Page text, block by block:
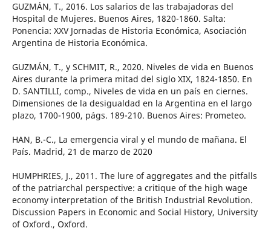
GUZMÁN, T., 2016. Los salarios de las trabajadoras del
Hospital de Mujeres. Buenos Aires, 1820-1860. Salta:
Ponencia: XXV Jornadas de Historia Económica, Asociación
Argentina de Historia Económica.
GUZMÁN, T., y SCHMIT, R., 2020. Niveles de vida en Buenos
Aires durante la primera mitad del siglo XIX, 1824-1850. En
D. SANTILLI, comp., Niveles de vida en un país en ciernes.
Dimensiones de la desigualdad en la Argentina en el largo
plazo, 1700-1900, págs. 189-210. Buenos Aires: Prometeo.
HAN, B.-C., La emergencia viral y el mundo de mañana. El
País. Madrid, 21 de marzo de 2020
HUMPHRIES, J., 2011. The lure of aggregates and the pitfalls
of the patriarchal perspective: a critique of the high wage
economy interpretation of the British Industrial Revolution.
Discussion Papers in Economic and Social History, University
of Oxford., Oxford.